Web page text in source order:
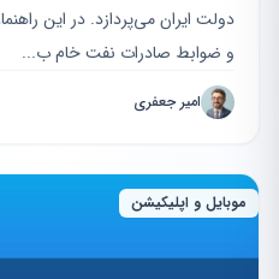
دولت ایران می‌پردازد. در این
و ضوابط صادرات نفت خام ب...
امیر جعفری
موبایل و اپلیکیشن